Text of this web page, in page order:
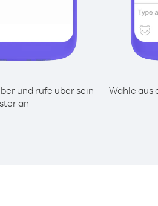
und rufe über sein
an
Wähle aus